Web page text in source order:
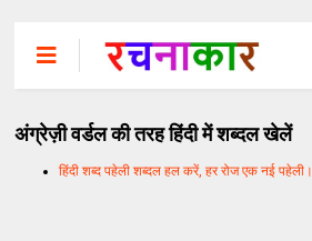
अंग्रेज़ी वर्डल की तरह हिंदी में शब्दल खेलें
हिंदी शब्द पहेली शब्दल हल करें, हर रोज एक नई पहेली।